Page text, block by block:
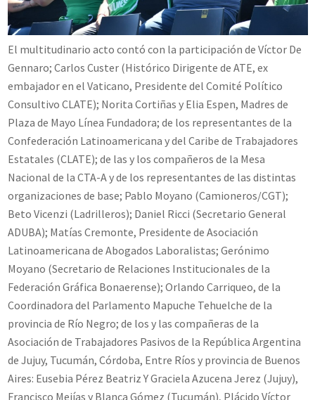
El multitudinario acto contó con la participación de Víctor De
Gennaro; Carlos Custer (Histórico Dirigente de ATE, ex
embajador en el Vaticano, Presidente del Comité Político
Consultivo CLATE); Norita Cortiñas y Elia Espen, Madres de
Plaza de Mayo Línea Fundadora; de los representantes de la
Confederación Latinoamericana y del Caribe de Trabajadores
Estatales (CLATE); de las y los compañeros de la Mesa
Nacional de la CTA-A y de los representantes de las distintas
organizaciones de base; Pablo Moyano (Camioneros/CGT);
Beto Vicenzi (Ladrilleros); Daniel Ricci (Secretario General
ADUBA); Matías Cremonte, Presidente de Asociación
Latinoamericana de Abogados Laboralistas; Gerónimo
Moyano (Secretario de Relaciones Institucionales de la
Federación Gráfica Bonaerense); Orlando Carriqueo, de la
Coordinadora del Parlamento Mapuche Tehuelche de la
provincia de Río Negro; de los y las compañeras de la
Asociación de Trabajadores Pasivos de la República Argentina
de Jujuy, Tucumán, Córdoba, Entre Ríos y provincia de Buenos
Aires: Eusebia Pérez Beatriz Y Graciela Azucena Jerez (Jujuy),
Francisco Mejías y Blanca Gómez (Tucumán), Plácido Víctor